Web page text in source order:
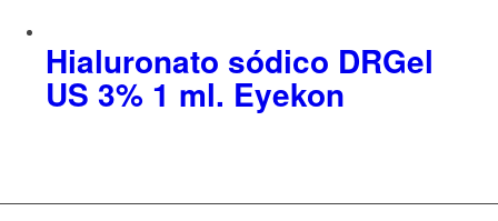
Hialuronato sódico DRGel
US 3% 1 ml. Eyekon